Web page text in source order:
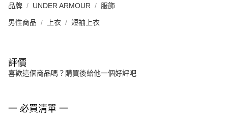
品牌 UNDER ARMOUR 服飾
男性商品 上衣 短袖上衣
評價
喜歡這個商品嗎？購買後給他一個好評吧
一 必買清單 一